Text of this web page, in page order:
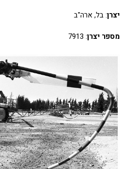
יצרן: בל, ארה"ב
מספר יצרן: 7913